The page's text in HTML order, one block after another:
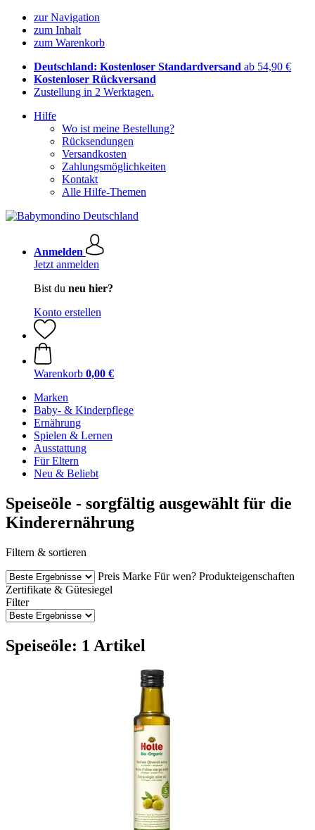
zur Navigation
zum Inhalt
zum Warenkorb
Deutschland: Kostenloser Standardversand ab 54,90 €
Kostenloser Rückversand
Zustellung in 2 Werktagen.
Hilfe
Wo ist meine Bestellung?
Rücksendungen
Versandkosten
Zahlungsmöglichkeiten
Kontakt
Alle Hilfe-Themen
Anmelden
Jetzt anmelden
Bist du neu hier?
Konto erstellen
Warenkorb 0,00 €
Marken
Baby- & Kinderpflege
Ernährung
Spielen & Lernen
Ausstattung
Für Eltern
Neu & Beliebt
Speiseöle - sorgfältig ausgewählt für die
Kinderernährung
Filtern & sortieren
Preis Marke Für wen? Produkteigenschaften
Zertifikate & Gütesiegel
Filter
Speiseöle: 1 Artikel